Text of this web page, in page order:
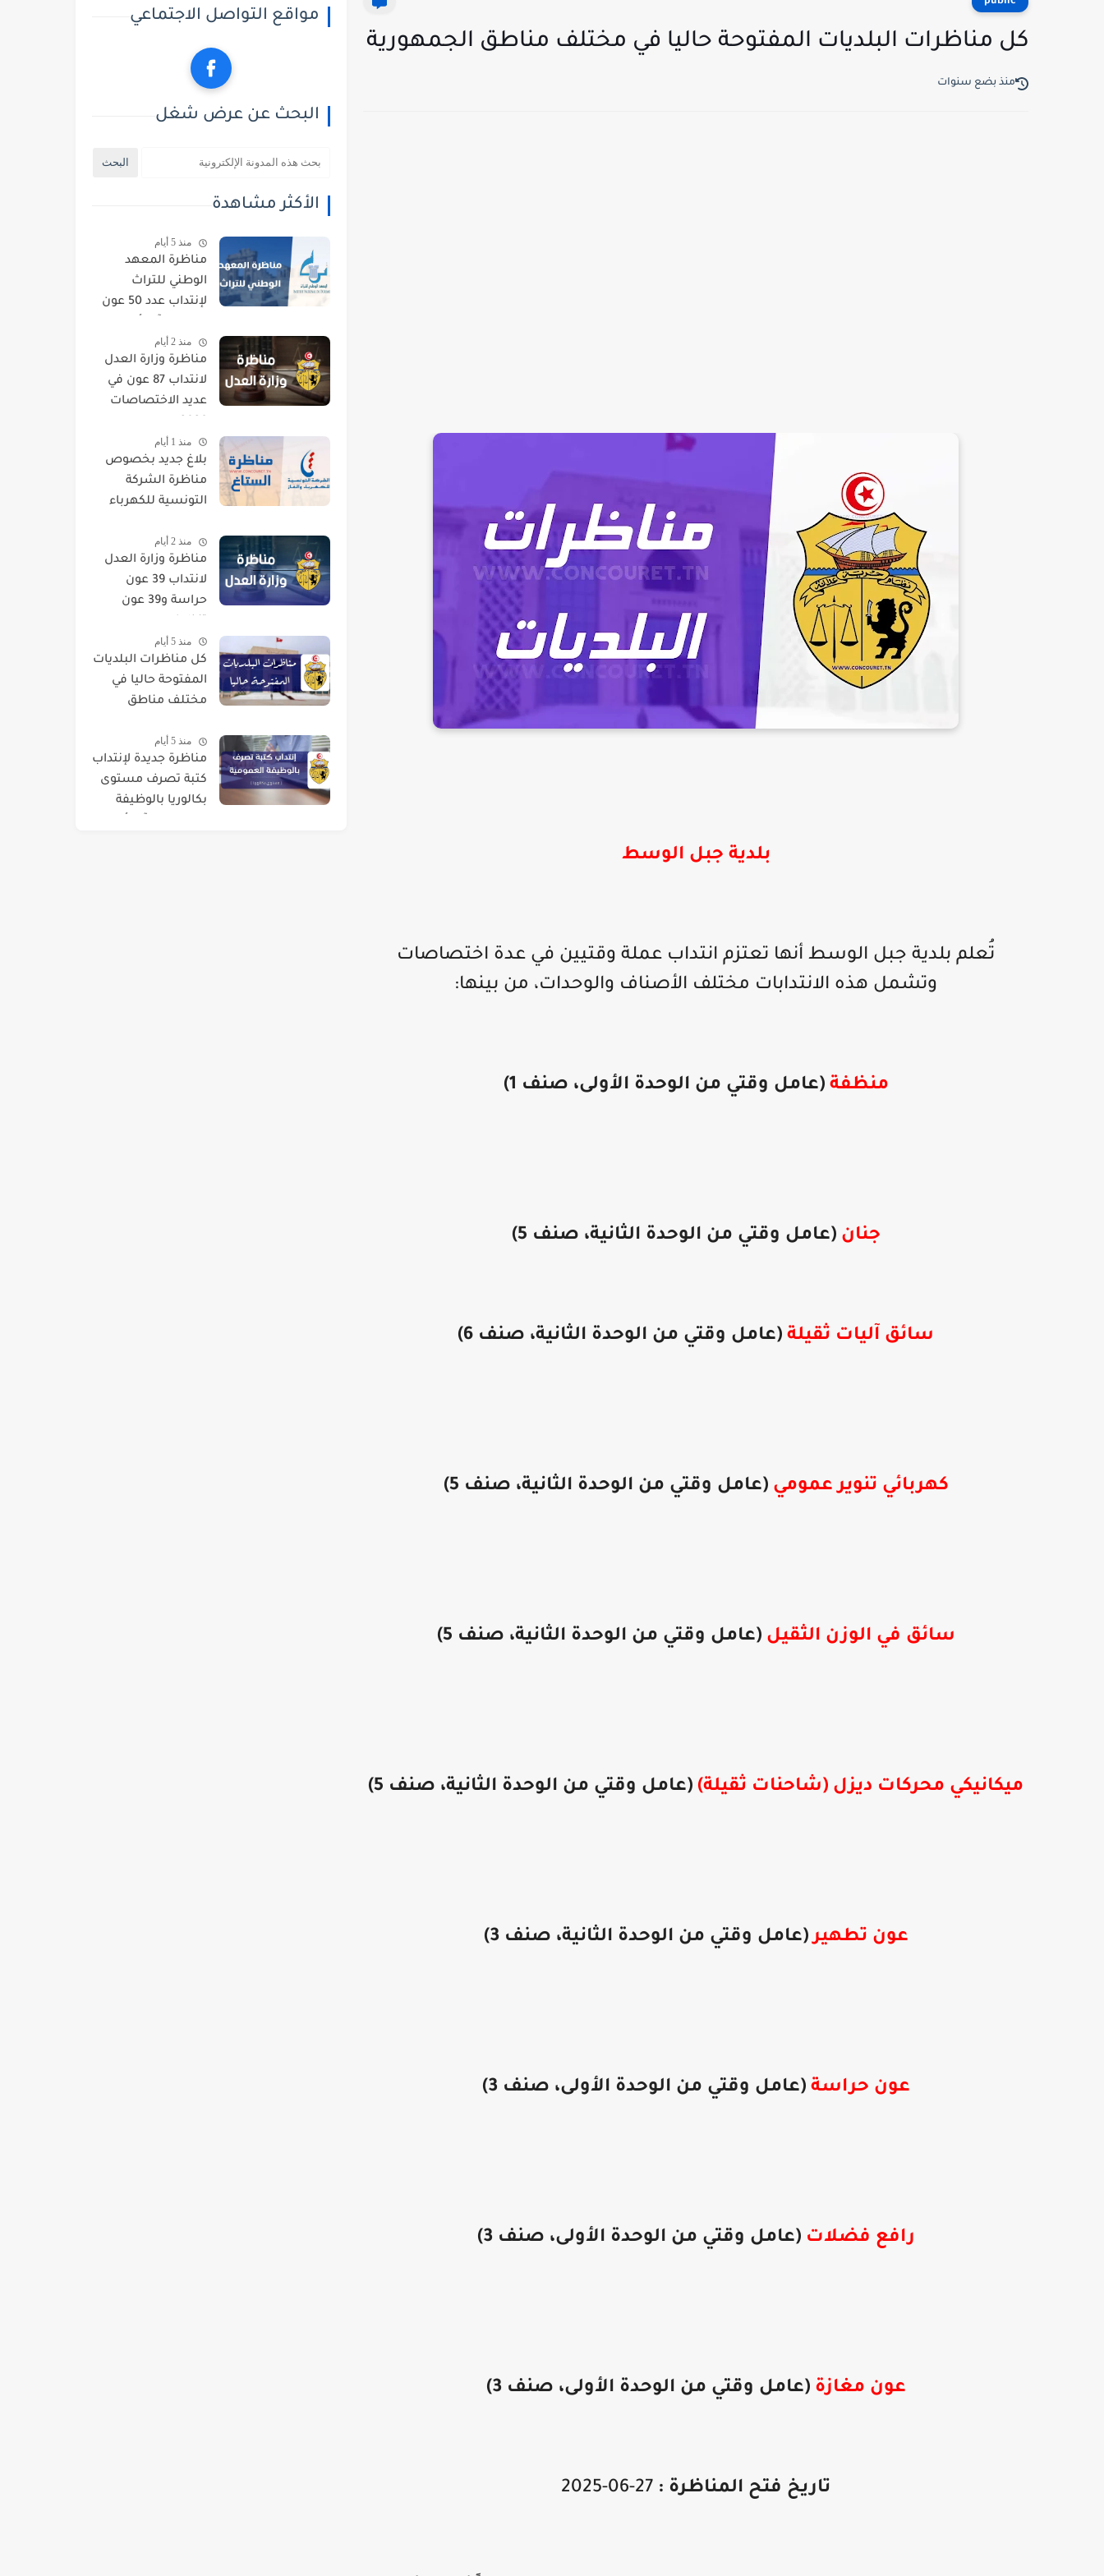
كل مناظرات البلديات المفتوحة حاليا في مختلف مناطق الجمهورية
منذ بضع سنوات
بلدية جبل الوسط
تُعلم بلدية جبل الوسط أنها تعتزم انتداب عملة وقتيين في عدة اختصاصات
وتشمل هذه الانتدابات مختلف الأصناف والوحدات، من بينها:
منظفة(عامل وقتي من الوحدة الأولى، صنف 1)
جنان (عامل وقتي من الوحدة الثانية، صنف 5)
سائق آليات ثقيلة (عامل وقتي من الوحدة الثانية، صنف 6)
كهربائي تنوير عمومي (عامل وقتي من الوحدة الثانية، صنف 5)
سائق في الوزن الثقيل (عامل وقتي من الوحدة الثانية، صنف 5)
ميكانيكي محركات ديزل (شاحنات ثقيلة) (عامل وقتي من الوحدة الثانية، صنف 5)
عون تطهير(عامل وقتي من الوحدة الثانية، صنف 3)
عون حراسة (عامل وقتي من الوحدة الأولى، صنف 3)
رافع فضلات (عامل وقتي من الوحدة الأولى، صنف 3)
عون مغازة (عامل وقتي من الوحدة الأولى، صنف 3)
تاريخ فتح المناظرة : 27-06-2025
مواقع التواصل الاجتماعي
البحث عن عرض شغل
الأكثر مشاهدة
منذ 5 أيام
مناظرة المعهد
الوطني للتراث
لإنتداب عدد 50 عون
2026
منذ 2 أيام
مناظرة وزارة العدل
لانتداب 87 عون في
عديد الاختصاصات
منذ 1 أيام
بلاغ جديد بخصوص
مناظرة الشركة
التونسية للكهرباء
إطارات
منذ 2 أيام
مناظرة وزارة العدل
لانتداب 39 عون
حراسة و39 عون
منذ 5 أيام
كل مناظرات البلديات
المفتوحة حاليا في
مختلف مناطق
منذ 5 أيام
مناظرة جديدة لإنتداب
كتبة تصرف مستوى
بكالوريا بالوظيفة